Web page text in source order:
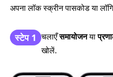
अपना लॉक स्क्रीन पासकोड या
स्टेप 1 चलाएँसमायोजनया
खोलें.